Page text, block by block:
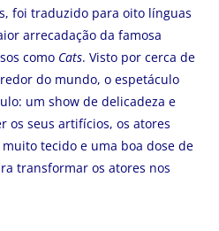
foi traduzido para oito línguas
arrecadação da famosa
como Cats. Visto por cerca de
do mundo, o espetáculo
um show de delicadeza e
os seus artifícios, os atores
tecido e uma boa dose de
transformar os atores nos